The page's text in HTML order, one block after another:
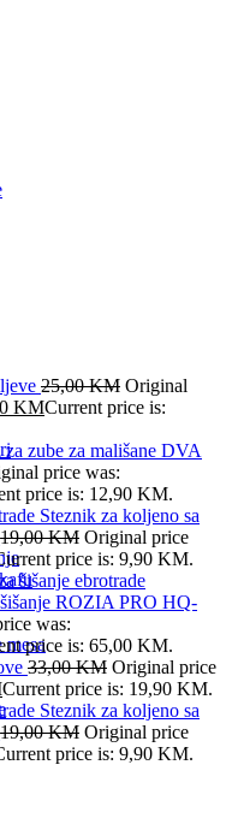
25,00KM Original
KMCurrent price is:
za zube za mališane DVA
price was:
price is: 12,90 KM.
Steznik za koljeno sa
19,00KM Original price
price is: 9,90 KM.
ROZIA PRO HQ-
was:
price is: 65,00 KM.
33,00KM Original price
Current price is: 19,90 KM.
Steznik za koljeno sa
19,00KM Original price
price is: 9,90 KM.